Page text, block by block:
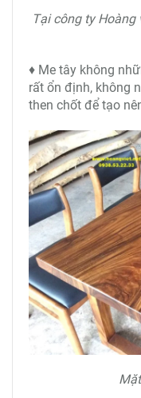
Tại công ty
♦ Me tây không
rất ổn định, không
then chốt để tạo